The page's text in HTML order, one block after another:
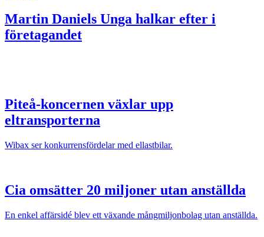
Martin Daniels Unga halkar efter i
företagandet
Piteå-koncernen växlar upp
eltransporterna
Wibax ser konkurrensfördelar med ellastbilar.
Cia omsätter 20 miljoner utan anställda
En enkel affärsidé blev ett växande mångmiljonbolag utan anställda.